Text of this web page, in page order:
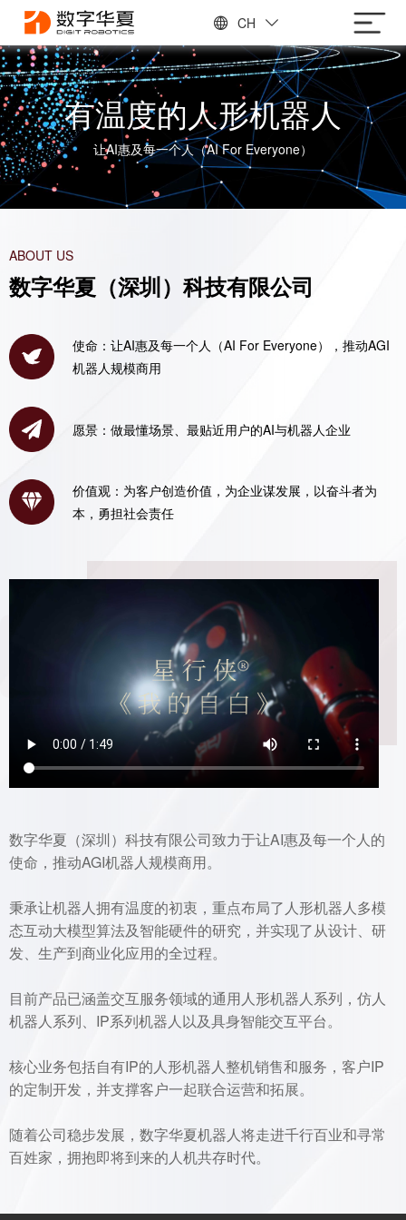
CH
有温度的人形机器人
让AI惠及每一个人（AI For Everyone）
ABOUT US
数字华夏（深圳）科技有限公司
使命：让AI惠及每一个人（AI For Everyone），推动AGI
机器人规模商用
愿景：做最懂场景、最贴近用户的AI与机器人企业
价值观：为客户创造价值，为企业谋发展，以奋斗者为
本，勇担社会责任
数字华夏（深圳）科技有限公司致力于让AI惠及每一个人的
使命，推动AGI机器人规模商用。
秉承让机器人拥有温度的初衷，重点布局了人形机器人多模
态互动大模型算法及智能硬件的研究，并实现了从设计、研
发、生产到商业化应用的全过程。
目前产品已涵盖交互服务领域的通用人形机器人系列，仿人
机器人系列、IP系列机器人以及具身智能交互平台。
核心业务包括自有IP的人形机器人整机销售和服务，客户IP
的定制开发，并支撑客户一起联合运营和拓展。
随着公司稳步发展，数字华夏机器人将走进千行百业和寻常
百姓家，拥抱即将到来的人机共存时代。